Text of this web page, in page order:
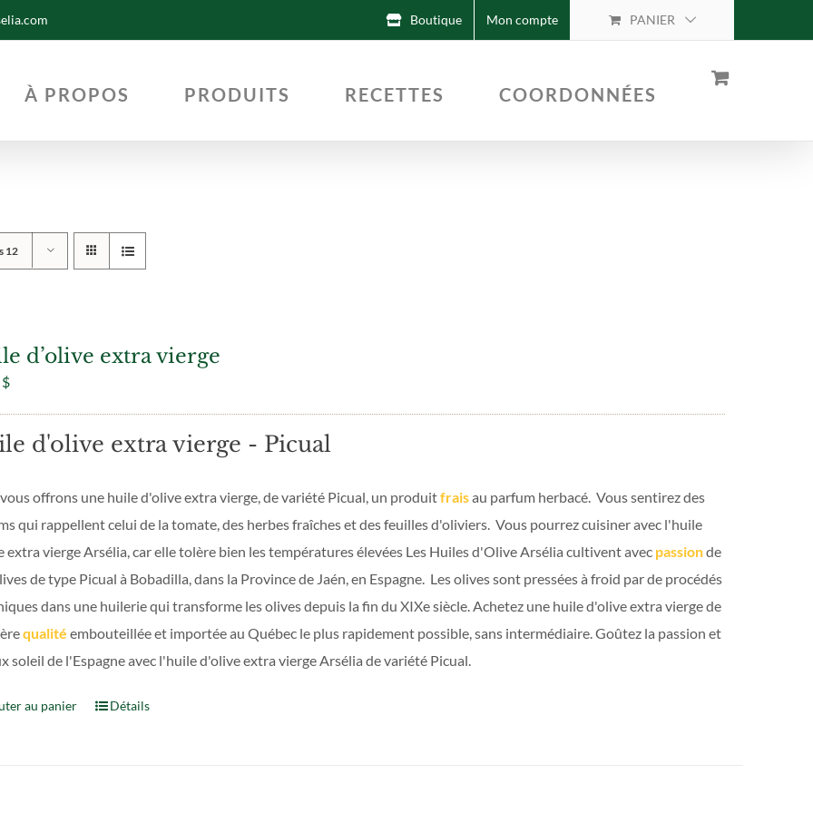
Boutique Mon compte PANIER
À PROPOS PRODUITS RECETTES COORDONNÉES
12
d’olive extra vierge
$
d'olive extra vierge - Picual
offrons une huile d'olive extra vierge, de variété Picual, un produitfraisau parfum herbacé. Vous sentirez des
qui rappellent celui de la tomate, des herbes fraîches et des feuilles d'oliviers. Vous pourrez cuisiner avec l'huile
extra vierge Arsélia, car elle tolère bien les températures élevées Les Huiles d'Olive Arsélia cultivent avec passionde
de type Picual à Bobadilla, dans la Province de Jaén, en Espagne. Les olives sont pressées à froid par de procédés
dans une huilerie qui transforme les olives depuis la fin du XIXe siècle. Achetez une huile d'olive extra vierge de
qualité embouteillée et importée au Québec le plus rapidement possible, sans intermédiaire. Goûtez la passion et
soleil de l'Espagne avec l'huile d'olive extra vierge Arsélia de variété Picual.
au panier Détails